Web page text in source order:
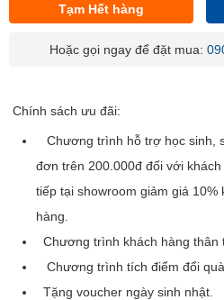
Tạm Hết hàng
Hoặc gọi ngay để đặt mua:
Chính sách ưu đãi:
Chương trình hỗ trợ học sinh,
đơn trên 200.000đ đối với
tiếp tại showroom giảm giá
hàng.
Chương trình khách hàng thân
Chương trình tích điểm đổi quà.
Tặng voucher ngày sinh nhật.